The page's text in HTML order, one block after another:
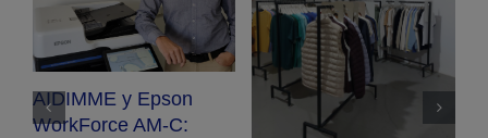
AIDIMME y Epson
WorkForce AM-C: